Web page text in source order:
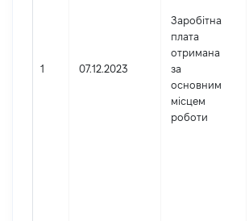
1 07.12.2023
Заробітна
плата
отримана
за
основним
місцем
роботи